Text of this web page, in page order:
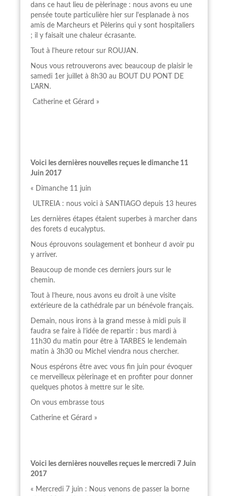
dans ce haut lieu de pèlerinage : nous avons eu une
pensée toute particulière hier sur l'esplanade à nos
amis de Marcheurs et Pèlerins qui y sont hospitaliers
; il y faisait une chaleur écrasante.
Tout à l'heure retour sur ROUJAN.
Nous vous retrouverons avec beaucoup de plaisir le
samedi 1er juillet à 8h30 au BOUT DU PONT DE
L'ARN.
Catherine et Gérard »
Voici les dernières nouvelles reçues le dimanche 11
Juin 2017
« Dimanche 11 juin
ULTREIA : nous voici à SANTIAGO depuis 13 heures
Les dernières étapes étaient superbes à marcher dans
des forets d eucalyptus.
Nous éprouvons soulagement et bonheur d avoir pu
y arriver.
Beaucoup de monde ces derniers jours sur le
chemin.
Tout à l’heure, nous avons eu droit à une visite
extérieure de la cathédrale par un bénévole français.
Demain, nous irons à la grand messe à midi puis il
faudra se faire à l’idée de repartir : bus mardi à
11h30 du matin pour être à TARBES le lendemain
matin à 3h30 ou Michel viendra nous chercher.
Nous espérons être avec vous fin juin pour évoquer
ce merveilleux pèlerinage et en profiter pour donner
quelques photos à mettre sur le site.
On vous embrasse tous
Catherine et Gérard »
Voici les dernières nouvelles reçues le mercredi 7 Juin
2017
« Mercredi 7 juin : Nous venons de passer la borne